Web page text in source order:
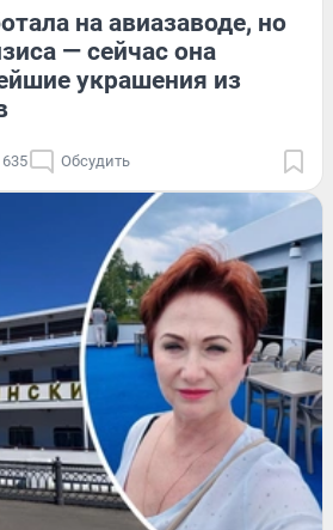
на авиазаводе, но
— сейчас она
украшения из
635 Обсудить